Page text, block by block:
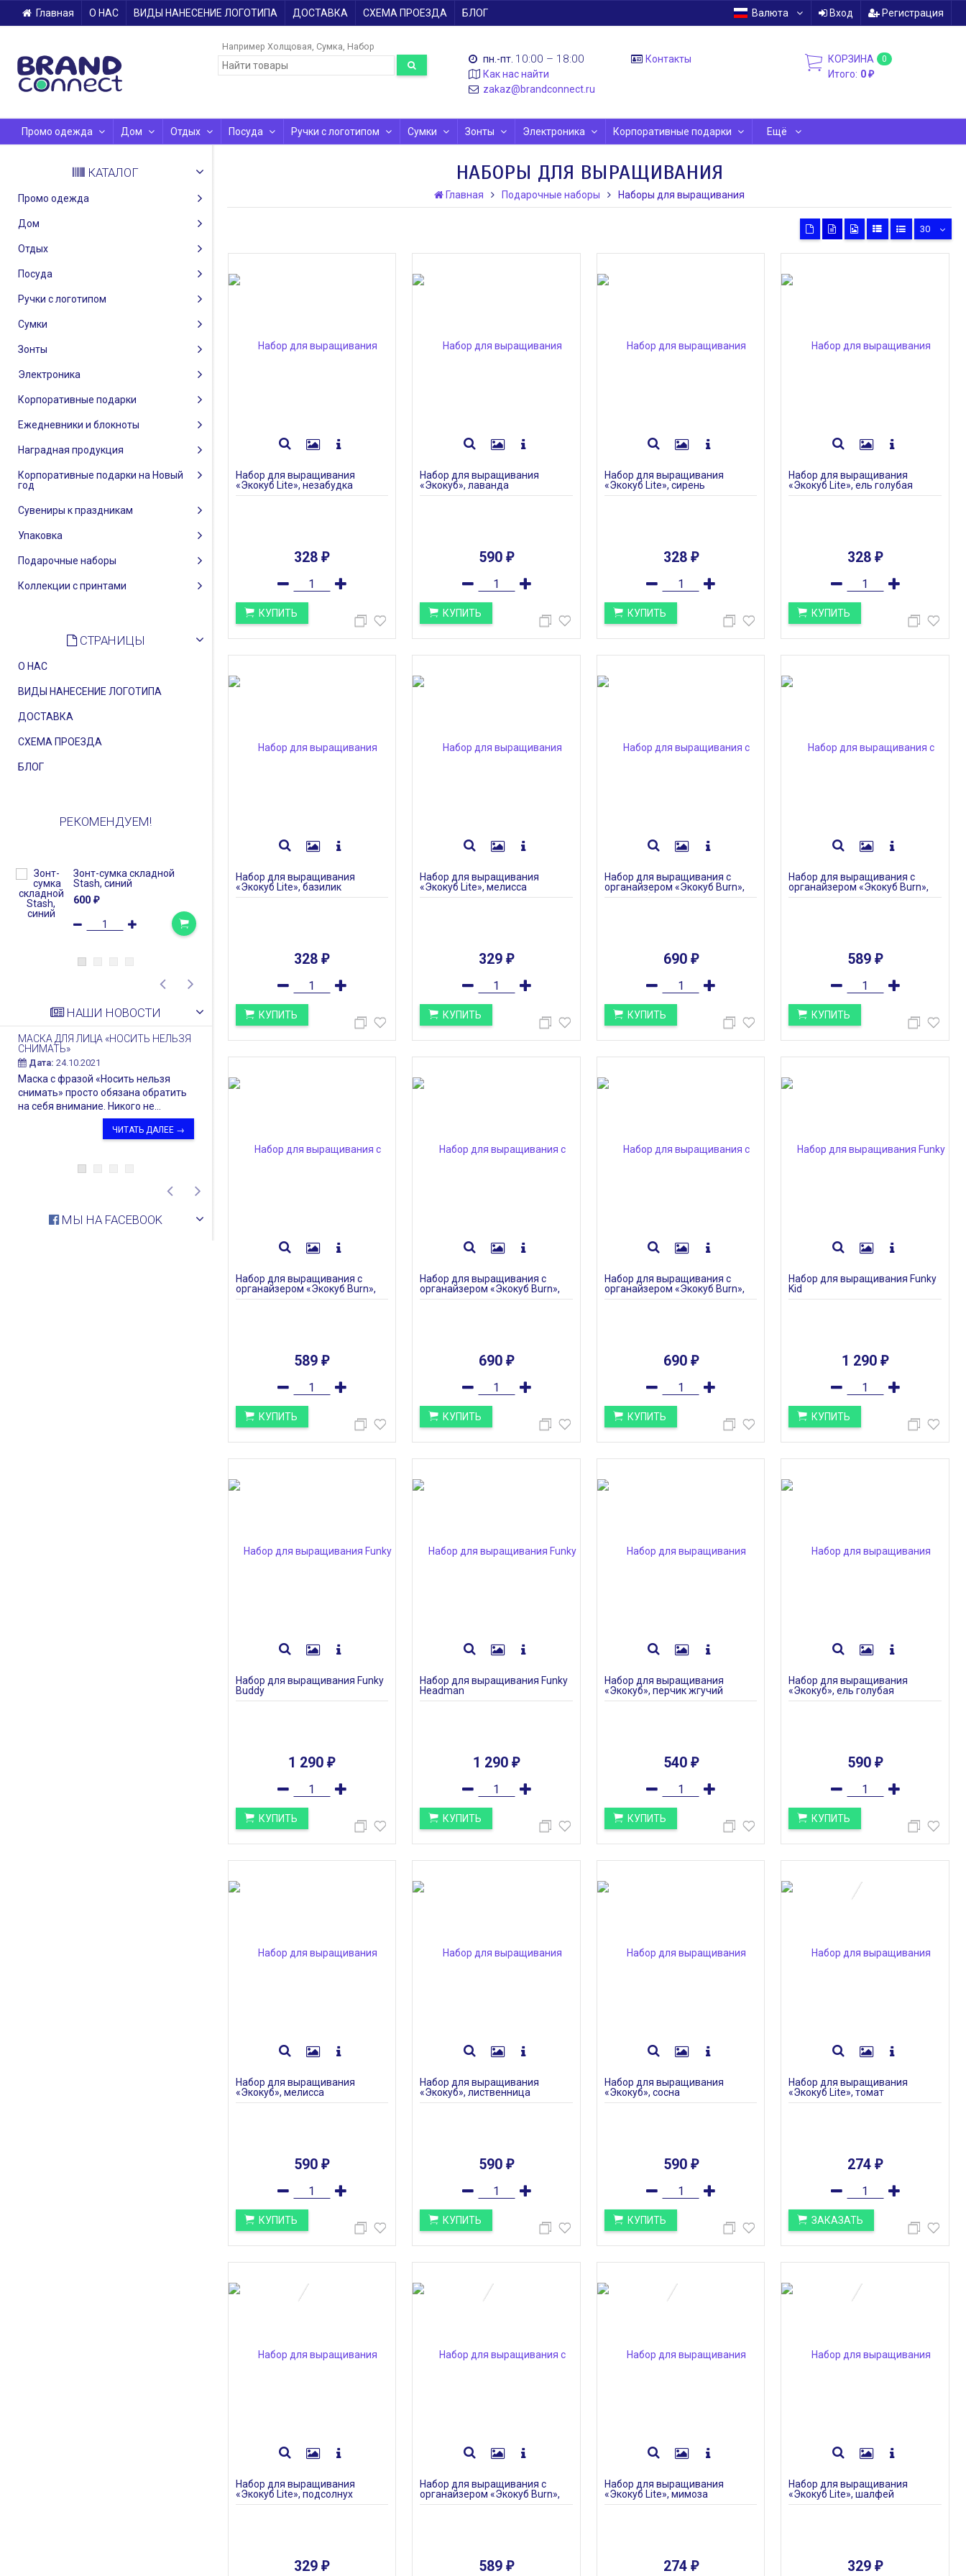
Главная О НАС ВИДЫ НАНЕСЕНИЕ ЛОГОТИПА ДОСТАВКА СХЕМА ПРОЕЗДА БЛОГ Валюта Вход Регистрация
Например Холщовая Сумка Набор
пн.-пт. 10:00 – 18:00
Как нас найти
zakaz@brandconnect.ru
Контакты КОРЗИНА 0
Итого: 0₽
Промо одежда Дом Отдых Посуда Ручки с логотипом Сумки Зонты Электроника Корпоративные подарки Ещё
КАТАЛОГ
Промо одежда
Дом
Отдых
Посуда
Ручки с логотипом
Сумки
Зонты
Электроника
Корпоративные подарки
Ежедневники и блокноты
Наградная продукция
Корпоративные подарки на Новый
год
Сувениры к праздникам
Упаковка
Подарочные наборы
Коллекции с принтами
СТРАНИЦЫ
О НАС
ВИДЫ НАНЕСЕНИЕ ЛОГОТИПА
ДОСТАВКА
СХЕМА ПРОЕЗДА
БЛОГ
РЕКОМЕНДУЕМ!
Зонт-сумка складной
Stash, синий
600₽
Набор Sketch Up, серый
1 763 ₽
Сумка Locus, серая
1 499₽
Холщовая сумка Fender,
белая
590₽
НАШИ НОВОСТИ
МАСКА ДЛЯ ЛИЦА «НОСИТЬ НЕЛЬЗЯ
СНИМАТЬ»
Дата: 24.10.2021
Маска с фразой «Носить нельзя
снимать» просто обязана обратить
на себя внимание. Никого не...
ЧИТАТЬ ДАЛЕЕ →
ФУТБОЛКИ FRIENDS
когда особенно хочется
НАТУРАЛЬНОЕ РОЖДЕСТВО НОВИНКИ
МЫ НА FACEBOOK
НАБОРЫ ДЛЯ ВЫРАЩИВАНИЯ
Главная Подарочные наборы Наборы для выращивания
30
Набор для выращивания
«Экокуб Lite», незабудка
328₽
КУПИТЬ
Набор для выращивания
«Экокуб», лаванда
590₽
КУПИТЬ
Набор для выращивания
«Экокуб Lite», сирень
328 ₽
КУПИТЬ
Набор для выращивания
«Экокуб Lite», ель голубая
328₽
КУПИТЬ
Набор для выращивания
«Экокуб Lite», базилик
328₽
КУПИТЬ
Набор для выращивания
«Экокуб Lite», мелисса
329₽
КУПИТЬ
Набор для выращивания с
органайзером «Экокуб Burn»,
ель голубая
690 ₽
КУПИТЬ
Набор для выращивания с
органайзером «Экокуб Burn»,
лиственница
589₽
КУПИТЬ
Набор для выращивания с
органайзером «Экокуб Burn»,
мимоза
589₽
КУПИТЬ
Набор для выращивания с
органайзером «Экокуб Burn»,
сирень
690₽
КУПИТЬ
Набор для выращивания с
органайзером «Экокуб Burn»,
сосна
690 ₽
КУПИТЬ
Набор для выращивания Funky
Kid
1 290₽
КУПИТЬ
Набор для выращивания Funky
Buddy
1 290₽
КУПИТЬ
Набор для выращивания Funky
Headman
1 290₽
КУПИТЬ
Набор для выращивания
«Экокуб», перчик жгучий
540 ₽
КУПИТЬ
Набор для выращивания
«Экокуб», ель голубая
590₽
КУПИТЬ
Набор для выращивания
«Экокуб», мелисса
590₽
КУПИТЬ
Набор для выращивания
«Экокуб», лиственница
сибирская
590₽
КУПИТЬ
Набор для выращивания
«Экокуб», сосна
590 ₽
КУПИТЬ
Набор для выращивания
«Экокуб Lite», томат
274₽
ЗАКАЗАТЬ
Набор для выращивания
«Экокуб Lite», подсолнух
329₽
Набор для выращивания с
органайзером «Экокуб Burn»,
земляника
589₽
Набор для выращивания
«Экокуб Lite», мимоза
274 ₽
Набор для выращивания
«Экокуб Lite», шалфей
329₽